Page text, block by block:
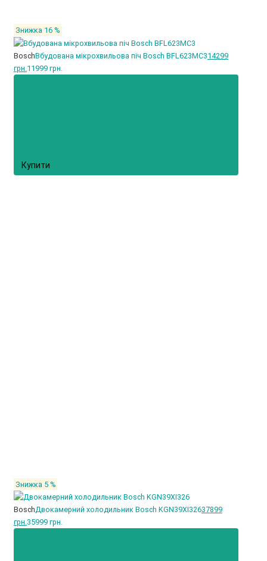
Знижка 16 %
BoschВбудована мікрохвильова піч Bosch BFL623MC314299
грн.11999 грн.
Купити
Знижка 5 %
BoschДвокамерний холодильник Bosch KGN39XI32637899
грн.35999 грн.